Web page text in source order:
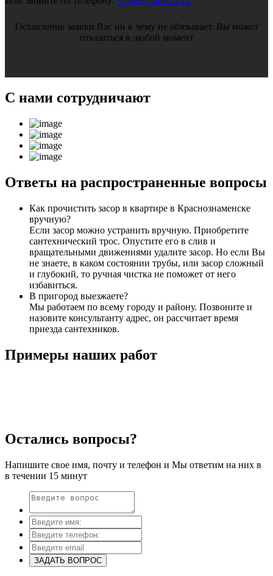
Оставление заявки Вас ни к чему не обязывает. Вы может
отказаться в любой момент
С нами сотрудничают
Ответы на распространенные вопросы
Как прочистить засор в квартире в Краснознаменске
вручную?
Если засор можно устранить вручную. Приобретите
сантехнический трос. Опустите его в слив и
вращательными движениями удалите засор. Но если Вы
не знаете, в каком состоянии трубы, или засор сложный
и глубокий, то ручная чистка не поможет от него
избавиться.
В пригород выезжаете?
Мы работаем по всему городу и району. Позвоните и
назовите консультанту адрес, он рассчитает время
приезда сантехников.
Примеры наших работ
Остались вопросы?
Напишите свое имя, почту и телефон и Мы ответим на них в
в течении 15 минут
ЗАДАТЬ ВОПРОС